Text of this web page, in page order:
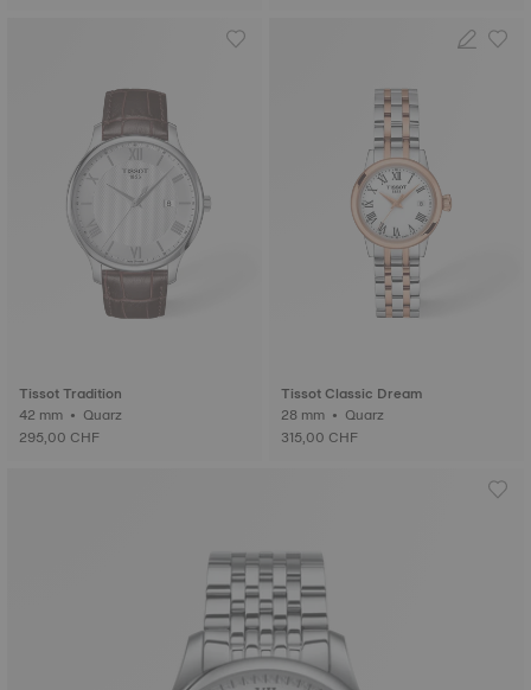
Tissot Tradition
42 mm • Quarz
295,00 CHF
Tissot Classic Dream
28 mm • Quarz
315,00 CHF